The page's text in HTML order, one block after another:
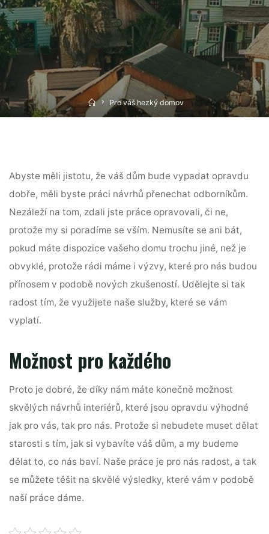
HomePro váš hezký domov
Abyste měli jistotu, že váš dům bude vypadat opravdu
dobře, měli byste práci návrhů přenechat odborníkům.
Nezáleží na tom, zdali jste práce opravovali, či ne,
protože my si poradíme se vším. Nemusíte se ani bát,
pokud máte dispozice vašeho domu trochu jiné, než je
obvyklé, protože rádi máme i výzvy, které pro nás budou
přínosem v podobě nových zkušeností. Udělejte si tak
radost tím, že využijete naše služby, které se vám
vyplatí.
Možnost pro každého
Proto je dobré, že díky nám máte konečně možnost
skvělých návrhů interiérů, které jsou opravdu výhodné
jak pro vás, tak pro nás. Protože si nebudete muset dělat
starosti s tím, jak si vybavíte váš dům, a my budeme
dělat to, co nás baví. Naše práce je pro nás radost, a tak
se můžete těšit na skvělé výsledky, které vám v podobě
naší práce dáme.